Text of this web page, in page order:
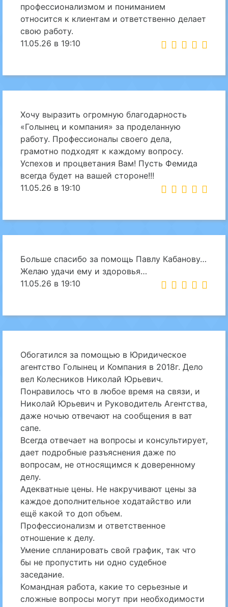
профессионализмом и пониманием
относится к клиентам и ответственно делает
свою работу.
11.05.26 в 19:10
Хочу выразить огромную благодарность
«Голынец и компания» за проделанную
работу. Профессионалы своего дела,
грамотно подходят к каждому вопросу.
Успехов и процветания Вам! Пусть Фемида
всегда будет на вашей стороне!!!
11.05.26 в 19:10
Больше спасибо за помощь Павлу Кабанову…
Желаю удачи ему и здоровья…
11.05.26 в 19:10
Обогатился за помощью в Юридическое
агентство Голынец и Компания в 2018г. Дело
вел Колесников Николай Юрьевич.
Понравилось что в любое время на связи, и
Николай Юрьевич и Руководитель Агентства,
даже ночью отвечают на сообщения в ват
сапе.
Всегда отвечает на вопросы и консультирует,
дает подробные разъяснения даже по
вопросам, не относящимся к доверенному
делу.
Адекватные цены. Не накручивают цены за
каждое дополнительное ходатайство или
ещё какой то доп объем.
Профессионализм и ответственное
отношение к делу.
Умение спланировать свой график, так что
бы не пропустить ни одно судебное
заседание.
Командная работа, какие то серьезные и
сложные вопросы могут при необходимости